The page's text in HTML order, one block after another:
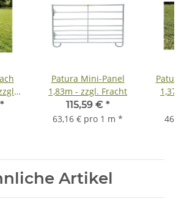
*
Patura Mini-Panel
1,83m - zzgl. Fracht
115,59 € *
63,16 € pro 1 m *
Artikel